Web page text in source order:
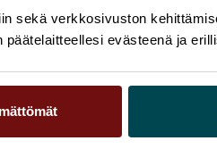
sekä verkkosivuston
evästeenä ja
ole. Työyhteisöiltä ja